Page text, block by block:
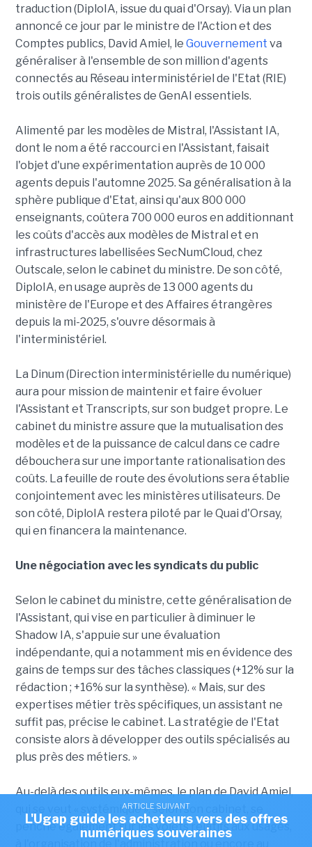
traduction (DiploIA, issue du quai d'Orsay). Via un plan
annoncé ce jour par le ministre de l'Action et des
Comptes publics, David Amiel, le Gouvernement va
généraliser à l'ensemble de son million d'agents
connectés au Réseau interministériel de l'Etat (RIE)
trois outils généralistes de GenAI essentiels.
Alimenté par les modèles de Mistral, l'Assistant IA,
dont le nom a été raccourci en l'Assistant, faisait
l'objet d'une expérimentation auprès de 10 000
agents depuis l'automne 2025. Sa généralisation à la
sphère publique d'Etat, ainsi qu'aux 800 000
enseignants, coûtera 700 000 euros en additionnant
les coûts d'accès aux modèles de Mistral et en
infrastructures labellisées SecNumCloud, chez
Outscale, selon le cabinet du ministre. De son côté,
DiploIA, en usage auprès de 13 000 agents du
ministère de l'Europe et des Affaires étrangères
depuis la mi-2025, s'ouvre désormais à
l'interministériel.
La Dinum (Direction interministérielle du numérique)
aura pour mission de maintenir et faire évoluer
l'Assistant et Transcripts, sur son budget propre. Le
cabinet du ministre assure que la mutualisation des
modèles et de la puissance de calcul dans ce cadre
débouchera sur une importante rationalisation des
coûts. La feuille de route des évolutions sera établie
conjointement avec les ministères utilisateurs. De
son côté, DiploIA restera piloté par le Quai d'Orsay,
qui en financera la maintenance.
Une négociation avec les syndicats du public
Selon le cabinet du ministre, cette généralisation de
l'Assistant, qui vise en particulier à diminuer le
Shadow IA, s'appuie sur une évaluation
indépendante, qui a notamment mis en évidence des
gains de temps sur des tâches classiques (+12% sur la
rédaction ; +16% sur la synthèse). « Mais, sur des
expertises métier très spécifiques, un assistant ne
suffit pas, précise le cabinet. La stratégie de l'Etat
consiste alors à développer des outils spécialisés au
plus près des métiers. »
Au-delà des outils eux-mêmes, le plan de David Amiel,
qui se veut « systémique », selon son cabinet, se
penche également sur les volets relatifs aux usages,
à l'organisation de l'administration ou encore au
ARTICLE SUIVANT
L'Ugap guide les acheteurs vers des offres
numériques souveraines